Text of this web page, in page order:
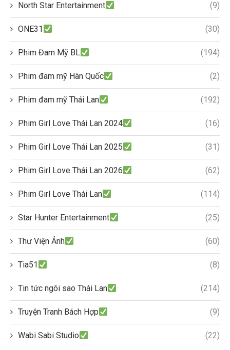
North Star Entertainment (9)
ONE31 (30)
Phim Đam Mỹ BL (194)
Phim đam mỹ Hàn Quốc (2)
Phim đam mỹ Thái Lan (192)
Phim Girl Love Thái Lan 2024 (16)
Phim Girl Love Thái Lan 2025 (31)
Phim Girl Love Thái Lan 2026 (62)
Phim Girl Love Thái Lan (114)
Star Hunter Entertainment (25)
Thư Viện Ảnh (60)
Tia51 (8)
Tin tức ngôi sao Thái Lan (214)
Truyện Tranh Bách Hợp (9)
Wabi Sabi Studio (22)